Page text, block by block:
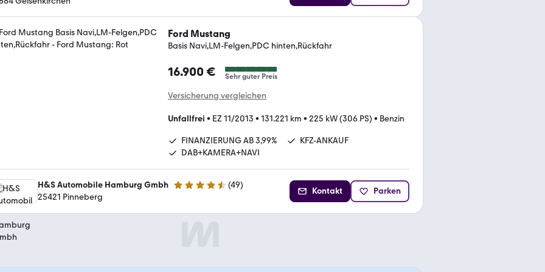
Ford Mustang
Basis Navi,LM-Felgen,PDC hinten,Rückfahr
16.900 € Sehr guter Preis
Versicherung vergleichen
Unfallfrei • EZ 11/2013 • 131.221 km • 225 kW (306 PS) • Benzin
FINANZIERUNG AB 3,99%
KFZ-ANKAUF
DAB+KAMERA+NAVI
H&S Automobile Hamburg Gmbh 4.6 Sterne (49)
25421 Pinneberg
Kontakt Parken